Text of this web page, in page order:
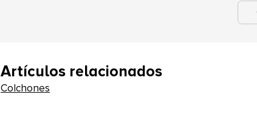
Artículos relacionados
Colchones